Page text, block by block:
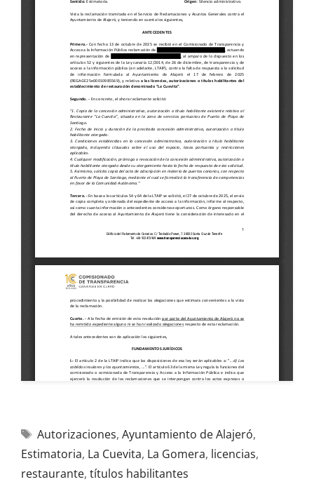
Autorizaciones, Ayuntamiento de Alajeró,
Estimatoria, La Cuevita, La Gomera, licencias,
restaurante, títulos habilitantes